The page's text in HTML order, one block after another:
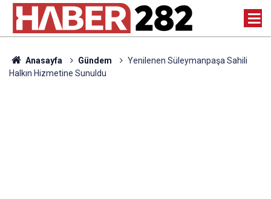
Anasayfa Gündem
Yenilenen Süleymanpaşa Sahili
Halkın Hizmetine Sunuldu